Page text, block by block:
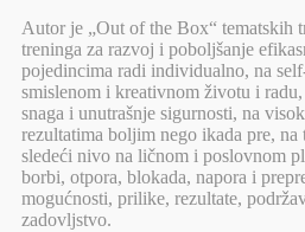
Autor je „Out of the Box“ tematskih
treninga za razvoj i poboljšanje
pojedincima radi individualno, na
smislenom i kreativnom životu i
snaga i unutrašnje sigurnosti, na
rezultatima boljim nego ikada pre, na
sledeći nivo na ličnom i poslovnom
borbi, otpora, blokada, napora i
mogućnosti, prilike, rezultate,
zadovljstvo.